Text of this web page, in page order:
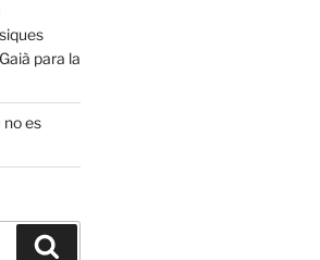
para la
no es